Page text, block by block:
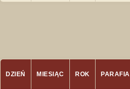
DZIEŃ MIESIĄC ROK PARAFIA